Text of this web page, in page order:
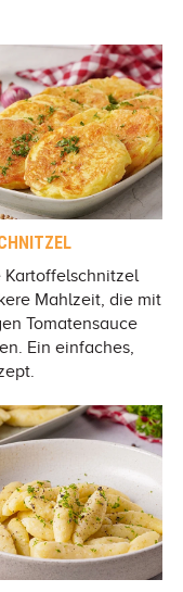
Kartoffelschnitzel
Mahlzeit, die mit
Tomatensauce
Ein einfaches,